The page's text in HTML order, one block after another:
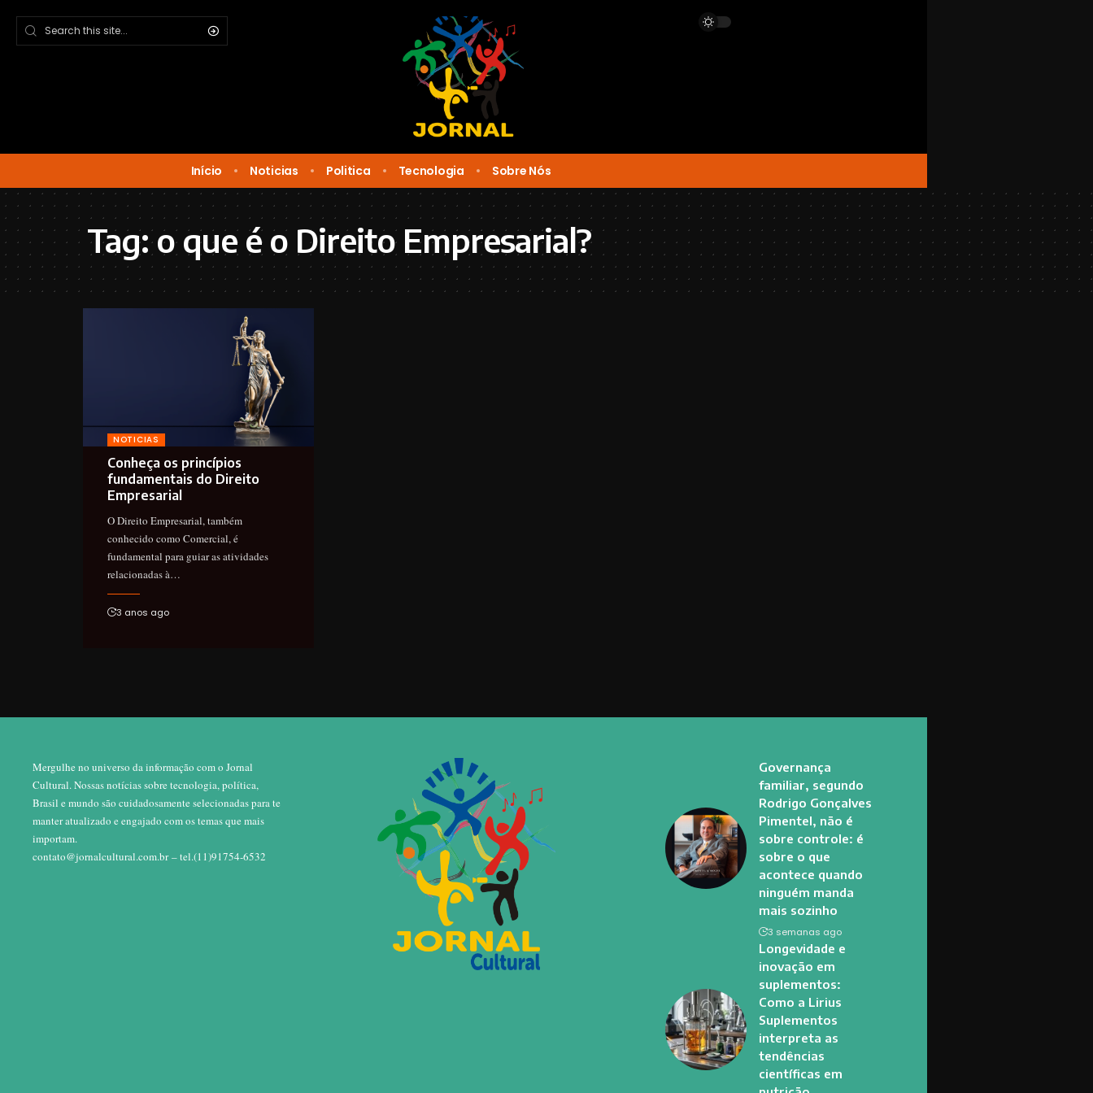
Início Noticias Politica Tecnologia Sobre Nós
Tag:o que é o Direito Empresarial?
NOTICIAS
Conheça os princípios
fundamentais do Direito
Empresarial
O Direito Empresarial, também
conhecido como Comercial, é
fundamental para guiar as atividades
relacionadas à…
3 anos ago
Mergulhe no universo da informação com o Jornal
Cultural. Nossas notícias sobre tecnologia, política,
Brasil e mundo são cuidadosamente selecionadas para te
manter atualizado e engajado com os temas que mais
importam.
contato@jornalcultural.com.br– tel.(11)91754-6532
Governança
familiar, segundo
Rodrigo Gonçalves
Pimentel, não é
sobre controle: é
sobre o que
acontece quando
ninguém manda
mais sozinho
3 semanas ago
Longevidade e
inovação em
suplementos:
Como a Lirius
Suplementos
interpreta as
tendências
científicas em